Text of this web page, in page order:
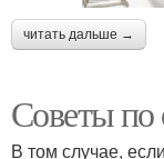
читать дальше →
Советы
В том случае,